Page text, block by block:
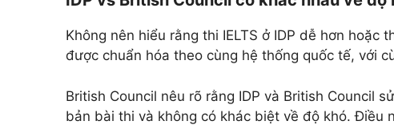
Không nên hiểu rằng thi IELTS ở IDP dễ hơn hoặc
được chuẩn hóa theo cùng hệ thống quốc tế, với
British Council nêu rõ rằng IDP và British Council
bản bài thi và không có khác biệt về độ khó. Điều